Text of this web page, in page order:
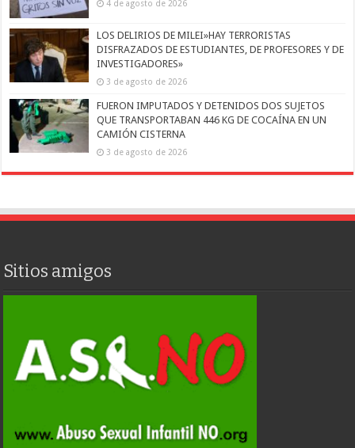
4 de agosto de 2026
LOS DELIRIOS DE MILEI»HAY TERRORISTAS
DISFRAZADOS DE ESTUDIANTES, DE PROFESORES Y DE
INVESTIGADORES»
3 de agosto de 2026
FUERON IMPUTADOS Y DETENIDOS DOS SUJETOS
QUE TRANSPORTABAN 446 KG DE COCAÍNA EN UN
CAMIÓN CISTERNA
3 de agosto de 2026
Sitios amigos